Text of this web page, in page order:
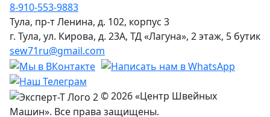
8-910-553-9883
Тула, пр-т Ленина, д. 102, корпус 3
г. Тула, ул. Кирова, д. 23А, ТД «Лагуна», 2 этаж, 5 бутик
sew71ru@gmail.com
© 2026 «Центр Швейных
Машин». Все права защищены.